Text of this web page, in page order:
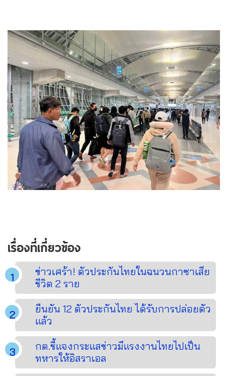
เรื่องที่เกี่ยวข้อง
ข่าวเศร้า! ตัวประกันไทยในฉนวนกาซาเสีย
ชีวิต 2 ราย
ยืนยัน 12 ตัวประกันไทย ได้รับการปล่อยตัว
แล้ว
กต.ชี้แจงกระแสข่าวมีแรงงานไทยไปเป็น
ทหารให้อิสราเอล